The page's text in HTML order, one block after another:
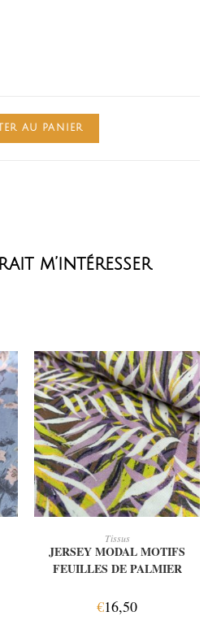
AU PANIER
m’intéresser
Tissus
JERSEY MODAL MOTIFS
FEUILLES DE PALMIER
€16,50